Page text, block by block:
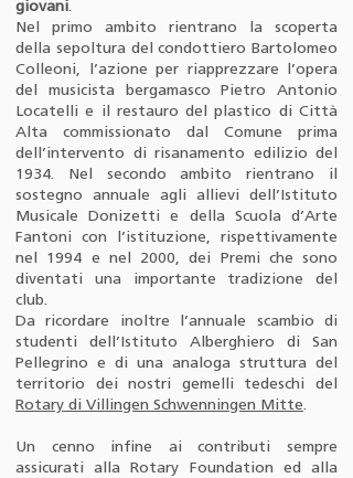
giovani.
Nel primo ambito rientrano la scoperta
della sepoltura del condottiero Bartolomeo
Colleoni, l’azione per riapprezzare l’opera
del musicista bergamasco Pietro Antonio
Locatelli e il restauro del plastico di Città
Alta commissionato dal Comune prima
dell’intervento di risanamento edilizio del
1934. Nel secondo ambito rientrano il
sostegno annuale agli allievi dell’Istituto
Musicale Donizetti e della Scuola d’Arte
Fantoni con l’istituzione, rispettivamente
nel 1994 e nel 2000, dei Premi che sono
diventati una importante tradizione del
club.
Da ricordare inoltre l’annuale scambio di
studenti dell’Istituto Alberghiero di San
Pellegrino e di una analoga struttura del
territorio dei nostri gemelli tedeschi del
Rotary di Villingen Schwenningen Mitte.
Un cenno infine ai contributi sempre
assicurati alla Rotary Foundation ed alla